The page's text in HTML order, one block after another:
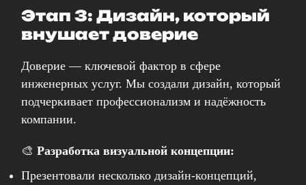
Этап 3: Дизайн, который
внушает доверие
Доверие — ключевой фактор в сфере
инженерных услуг. Мы создали дизайн, который
подчеркивает профессионализм и надёжность
компании.
🎨 Разработка визуальной концепции:
Презентовали несколько дизайн-концепций,